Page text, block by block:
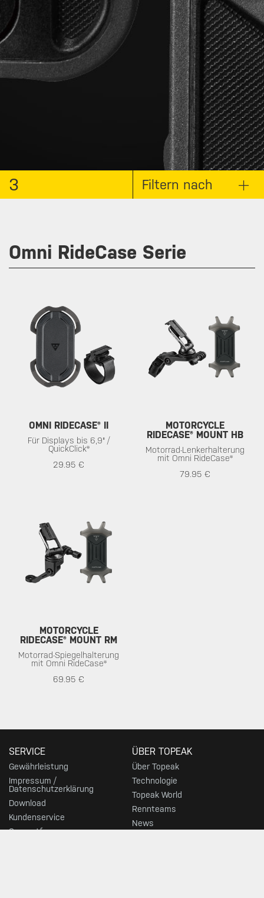
3 Filtern nach
Omni RideCase Serie
OMNI RIDECASE® II
Für Displays bis 6,9" /
QuickClick®
29.95 €
MOTORCYCLE
RIDECASE® MOUNT HB
Motorrad-Lenkerhalterung
mit Omni RideCase®
79.95 €
MOTORCYCLE
RIDECASE® MOUNT RM
Motorrad-Spiegelhalterung
mit Omni RideCase®
69.95 €
SERVICE
Gewährleistung
Impressum /
Datenschutzerklärung
Download
Kundenservice
Supportforum
ÜBER TOPEAK
Über Topeak
Technologie
Topeak World
Rennteams
News